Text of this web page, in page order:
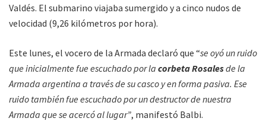
Valdés. El submarino viajaba sumergido y a cinco nudos de
velocidad (9,26 kilómetros por hora).
Este lunes, el vocero de la Armada declaró que “se oyó un ruido
que inicialmente fue escuchado por la corbeta Rosalesde la
Armada argentina a través de su casco y en forma pasiva. Ese
ruido también fue escuchado por un destructor de nuestra
Armada que se acercó al lugar”, manifestó Balbi.